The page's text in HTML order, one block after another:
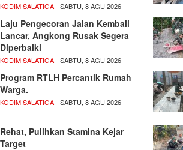
KODIM SALATIGA- SABTU, 8 AGU 2026
Laju Pengecoran Jalan Kembali
Lancar, Angkong Rusak Segera
Diperbaiki
KODIM SALATIGA- SABTU, 8 AGU 2026
Program RTLH Percantik Rumah
Warga.
KODIM SALATIGA- SABTU, 8 AGU 2026
Rehat, Pulihkan Stamina Kejar
Target